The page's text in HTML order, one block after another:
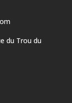
du Trou du